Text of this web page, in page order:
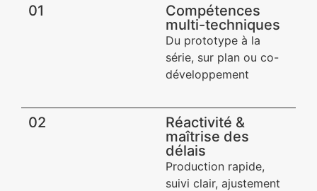
01
Compétences
multi-techniques
Du prototype à la
série, sur plan ou co-
développement
02
Réactivité &
maîtrise des
délais
Production rapide,
suivi clair, ajustement